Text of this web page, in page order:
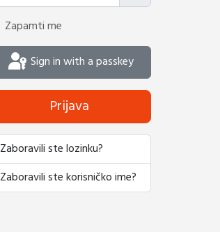
Prikaži lozinku
Zapamti me
Sign in with a passkey
Prijava
Zaboravili ste lozinku?
Zaboravili ste korisničko ime?